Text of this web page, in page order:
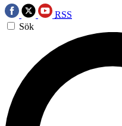
RSS
Sök